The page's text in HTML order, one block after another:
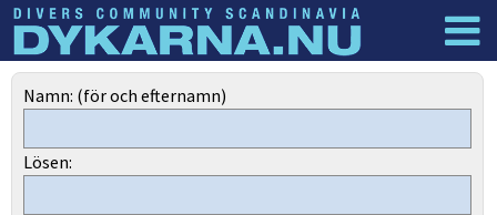
Dyknyheter
Namn: (för och efternamn)
Lösen: